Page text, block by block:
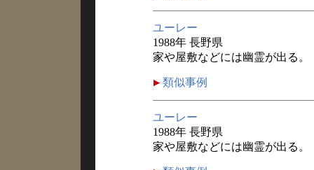
ユーレー
1988年 長野県
家や屋敷などには幽霊が出る。
類似事例
ユーレー
1988年 長野県
家や屋敷などには幽霊が出る。